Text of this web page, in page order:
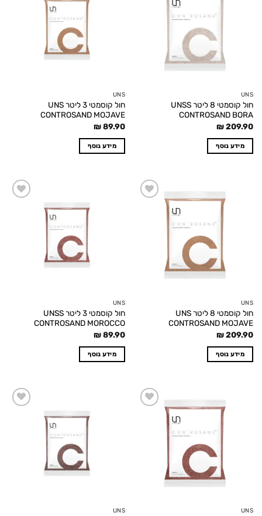
UNS
חול קוסמטי 8 ליטר UNSS
CONTROSAND BORA
₪209.90
מידע נוסף
UNS
חול קוסמטי 3 ליטר UNS
CONTROSAND MOJAVE
₪89.90
מידע נוסף
UNS
חול קוסמטי 8 ליטר UNS
CONTROSAND MOJAVE
₪209.90
מידע נוסף
UNS
חול קוסמטי 3 ליטר UNSS
CONTROSAND MOROCCO
₪89.90
מידע נוסף
UNS
UNS